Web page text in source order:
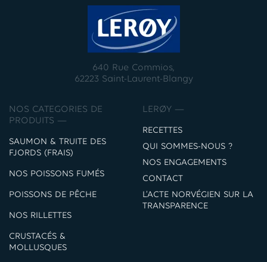
640 Rue Commios,
62223 Saint-Laurent-Blangy
NOS CATEGORIES DE
PRODUITS —
SAUMON & TRUITE DES
FJORDS (FRAIS)
NOS POISSONS FUMÉS
POISSONS DE PÊCHE
NOS RILLETTES
CRUSTACÉS &
MOLLUSQUES
LERØY —
RECETTES
QUI SOMMES-NOUS ?
NOS ENGAGEMENTS
CONTACT
L’ACTE NORVÉGIEN SUR LA
TRANSPARENCE